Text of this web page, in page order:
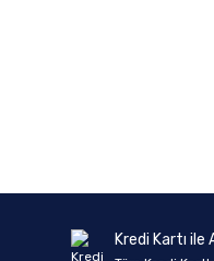
Kredi Kartı ile